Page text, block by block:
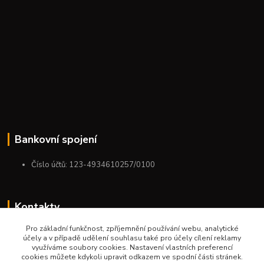
Bankovní spojení
Číslo účtů: 123-4934610257/0100
Kontakty
+420 775 954 963
9:00-12:00-13:00-16:00
Pro základní funkčnost, zpříjemnění používání webu, analytické
účely a v případě udělení souhlasu také pro účely cílení reklamy
využíváme soubory cookies. Nastavení vlastních preferencí
cookies můžete kdykoli upravit odkazem ve spodní části stránek.